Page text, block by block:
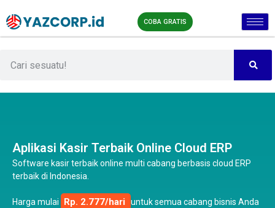
COBA GRATIS
Aplikasi Kasir Terbaik Online Cloud ERP
Software kasir terbaik online multi cabang berbasis cloud ERP
terbaik di Indonesia.
Harga mulai Rp. 2.777/hari untuk semua cabang bisnis Anda